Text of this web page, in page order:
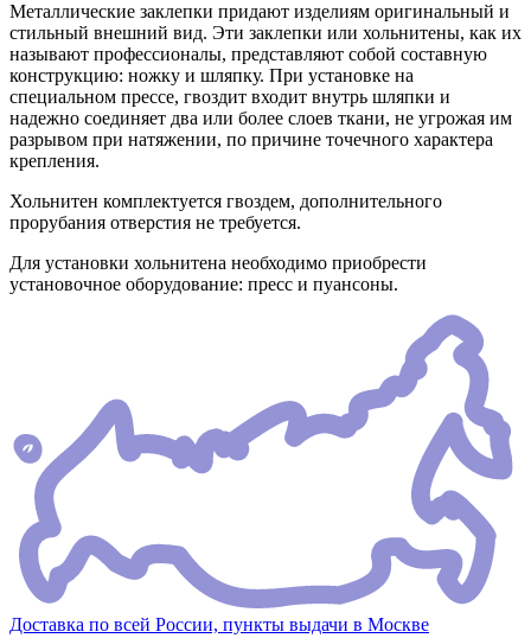
Металлические заклепки придают изделиям оригинальный и
стильный внешний вид. Эти заклепки или хольнитены, как их
называют профессионалы, представляют собой составную
конструкцию: ножку и шляпку. При установке на
специальном прессе, гвоздит входит внутрь шляпки и
надежно соединяет два или более слоев ткани, не угрожая им
разрывом при натяжении, по причине точечного характера
крепления.
Хольнитен комплектуется гвоздем, дополнительного
прорубания отверстия не требуется.
Для установки хольнитена необходимо приобрести
установочное оборудование: пресс и пуансоны.
Доставка по всей России, пункты выдачи в Москве